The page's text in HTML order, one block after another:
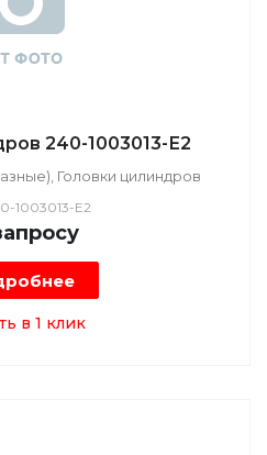
240-1003013-Е2
Головки цилиндров
1003013-Е2
росу
в 1 клик